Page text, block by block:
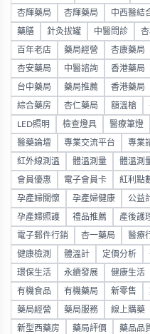
杏輝藥局 杏輝藥局 中西醫結
藥膳 針灸拔罐 中醫問診
百年老店 藥局經營 杏康藥局
杏安藥局 中醫諮詢 香港藥局
台中藥局 藥局推薦 香港藥局
綜合藥房 杏仁藥局 額溫槍
LED照明 檢查燈具 醫療筆燈
醫藥論壇 專業交流平台 專業
紅外線測溫 體溫測量 體溫測
會員優惠 電子會員卡 紅利點
孕產婦關懷 孕產婦健康 公益
孕產婦照護 禮品推薦 產後護
電子郵件行銷 杏一藥局 醫療
健康檢測 體溫計 定價分析
環保生活 永續發展 健康生活
有機食品 有機藥局 新零售
藥局經營 藥局服務 線上購藥
新型西藥房 藥局評價 藥品品